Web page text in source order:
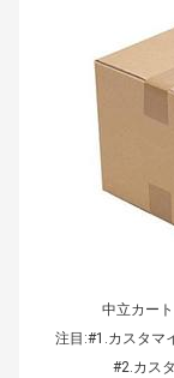
中立カート
注目:#1.カスタマ
#2.カスタマイ